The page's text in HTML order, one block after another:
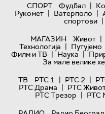
СПОРТ
Фудбал |
Рукомет | Ватерполо |
спортови |
МАГАЗИН
Живот |
Технологијa | Путујемо
Филм и ТВ | Наука |
За мале велике
ТВ
РТС 1 | РТС 2 |
РТС Драма | РТС
РТС Трезор | РТС